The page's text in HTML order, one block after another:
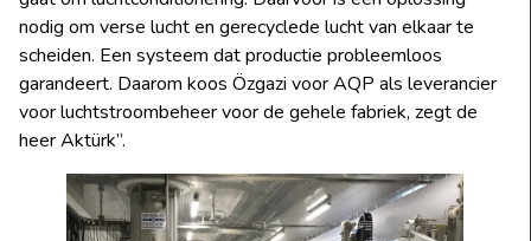
nodig om verse lucht en gerecyclede lucht van elkaar te
scheiden. Een systeem dat productie probleemloos
garandeert. Daarom koos Özgazi voor AQP als leverancier
voor luchtstroombeheer voor de gehele fabriek, zegt de
heer Aktürk”.